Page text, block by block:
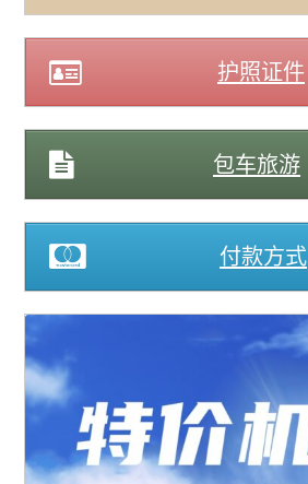
美州/美加
新西兰
邮轮
中国
跟團遊(中國）
护照证件
包车旅游
付款方式